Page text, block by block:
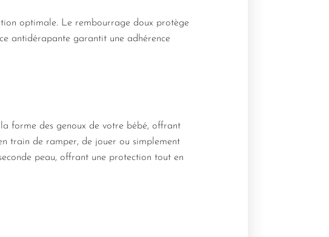
optimale. Le rembourrage doux protège
antidérapante garantit une adhérence
forme des genoux de votre bébé, offrant
train de ramper, de jouer ou simplement
peau, offrant une protection tout en